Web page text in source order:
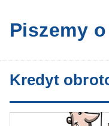
Piszemy
Kredyt